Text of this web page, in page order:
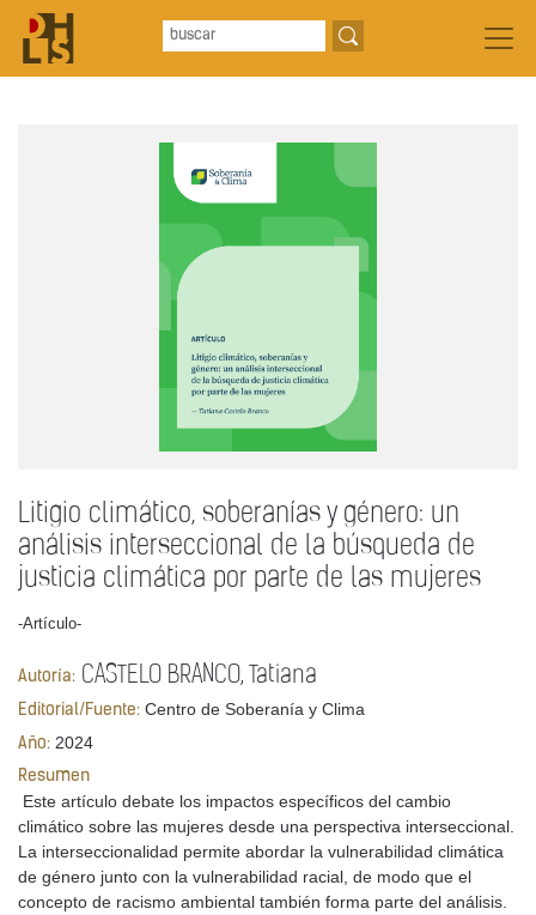
Litigio climático, soberanías y género: un
análisis interseccional de la búsqueda de
justicia climática por parte de las mujeres
-Artículo-
Autoría: CASTELO BRANCO, Tatiana
Editorial/Fuente: Centro de Soberanía y Clima
Año: 2024
Resumen
Este artículo debate los impactos específicos del cambio
climático sobre las mujeres desde una perspectiva interseccional.
La interseccionalidad permite abordar la vulnerabilidad climática
de género junto con la vulnerabilidad racial, de modo que el
concepto de racismo ambiental también forma parte del análisis.